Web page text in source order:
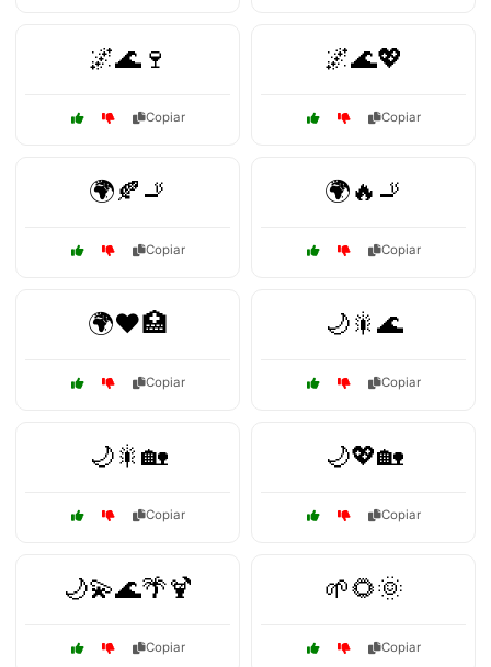
🌌🌊🍷
Copiar
🌌🌊💖
Copiar
🌍🍂🚬
Copiar
🌍🔥🚬
Copiar
🌍❤️🏥
Copiar
🌙🎇🌊
Copiar
🌙🎇🏡
Copiar
🌙💖🏡
Copiar
🌙💫🌊🌴🍹
Copiar
🌱🌻🌞
Copiar